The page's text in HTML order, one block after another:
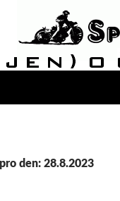
den: 28.8.2023